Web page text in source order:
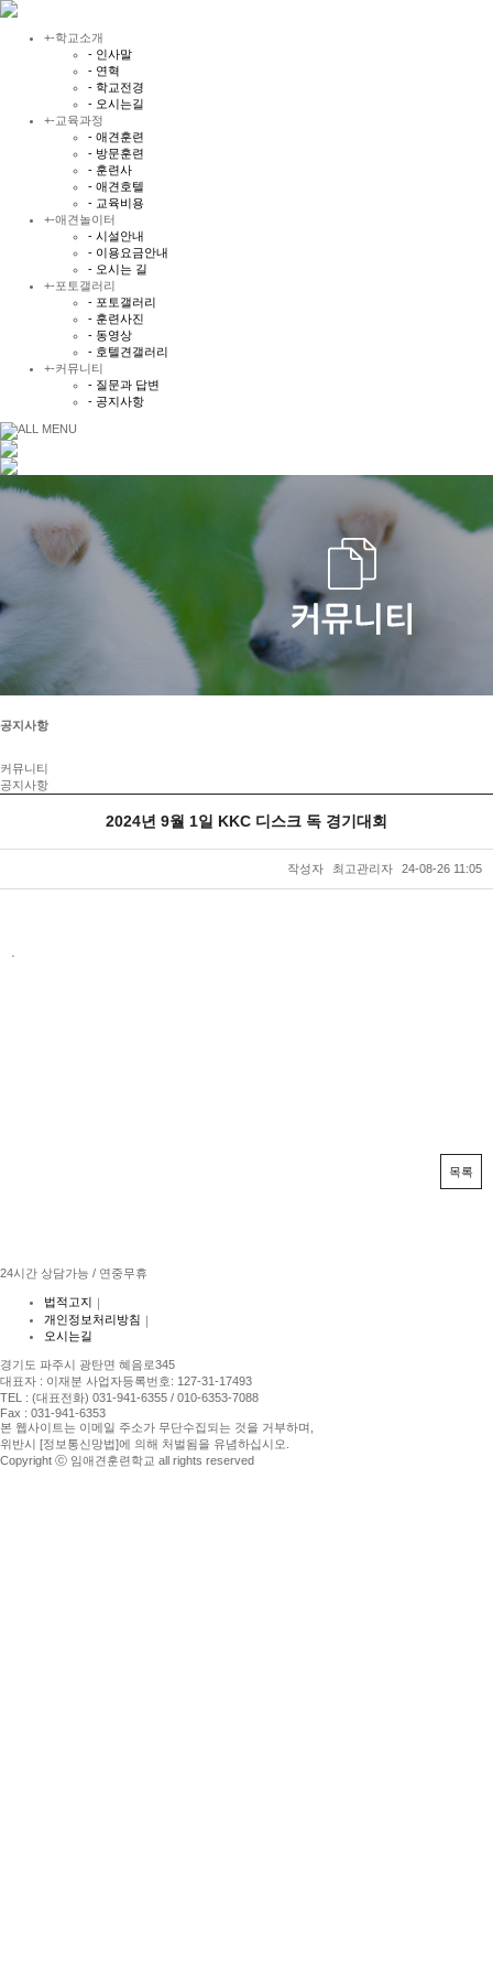
+-학교소개
- 인사말
- 연혁
- 학교전경
- 오시는길
+- 교육과정
- 애견훈련
- 방문훈련
- 훈련사
- 애견호텔
- 교육비용
+-애견놀이터
- 시설안내
- 이용요금안내
- 오시는 길
+-포토갤러리
- 포토갤러리
- 훈련사진
- 동영상
- 호텔견갤러리
+-커뮤니티
- 질문과 답변
- 공지사항
공지사항
커뮤니티
공지사항
2024년 9월 1일 KKC 디스크 독 경기대회
작성자 최고관리자 24-08-26 11:05
.
목록
24시간 상담가능 / 연중무휴
법적고지 ｜
개인정보처리방침 ｜
오시는길
경기도 파주시 광탄면 혜음로345
대표자 : 이재분 사업자등록번호: 127-31-17493
TEL : (대표전화) 031-941-6355 / 010-6353-7088
Fax : 031-941-6353
본 웹사이트는 이메일 주소가 무단수집되는 것을 거부하며,
위반시 [정보통신망법]에 의해 처벌됨을 유념하십시오.
Copyright ⓒ 임애견훈련학교 all rights reserved